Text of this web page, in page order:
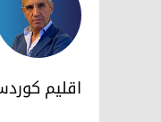
دکتر ابراهیم
اقلیم